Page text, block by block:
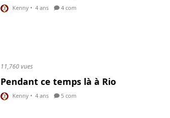
Kenny • 4 ans 4 com
11,760 vues
Pendant ce temps là à Rio
Kenny • 4 ans 5 com